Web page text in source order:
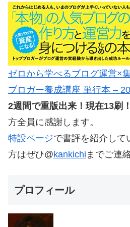
ゼロから学べるブログ運営×
ブロガー養成講座 単行本 –
2週間で重版出来！現在13刷
方全員に感謝します。
特設ページで書評を紹介して
方はぜひ@kankichi までご連
プロフィール